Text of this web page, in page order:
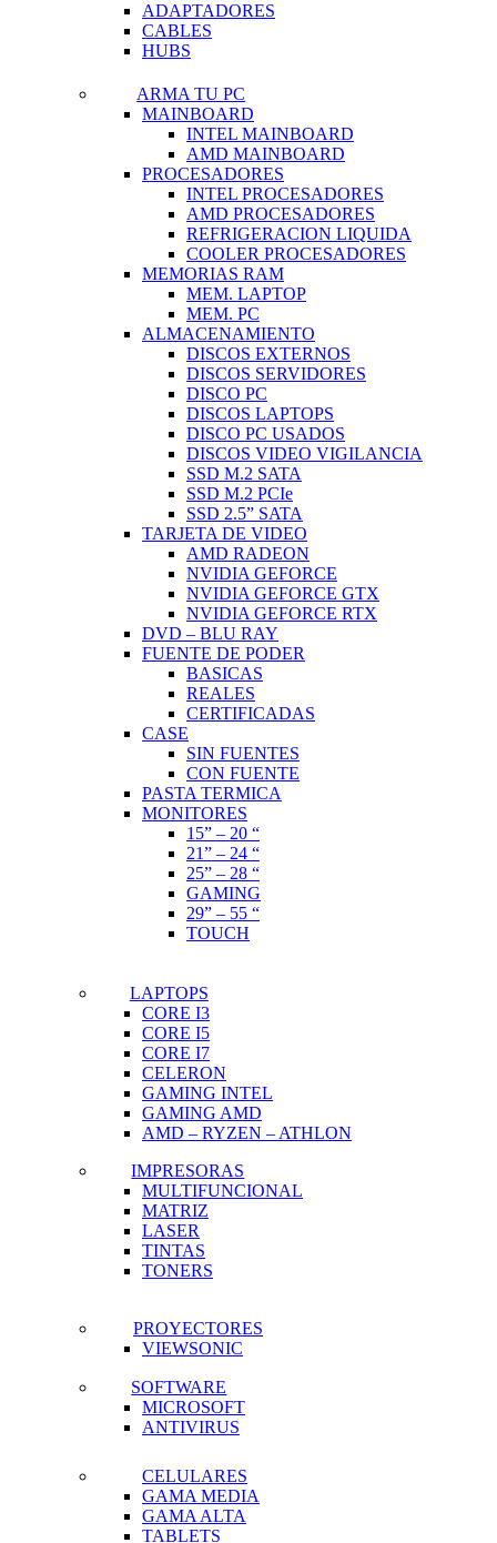
ADAPTADORES
CABLES
HUBS
ARMA TU PC
MAINBOARD
INTEL MAINBOARD
AMD MAINBOARD
PROCESADORES
INTEL PROCESADORES
AMD PROCESADORES
REFRIGERACION LIQUIDA
COOLER PROCESADORES
MEMORIAS RAM
MEM. LAPTOP
MEM. PC
ALMACENAMIENTO
DISCOS EXTERNOS
DISCOS SERVIDORES
DISCO PC
DISCOS LAPTOPS
DISCO PC USADOS
DISCOS VIDEO VIGILANCIA
SSD M.2 SATA
SSD M.2 PCIe
SSD 2.5” SATA
TARJETA DE VIDEO
AMD RADEON
NVIDIA GEFORCE
NVIDIA GEFORCE GTX
NVIDIA GEFORCE RTX
DVD – BLU RAY
FUENTE DE PODER
BASICAS
REALES
CERTIFICADAS
CASE
SIN FUENTES
CON FUENTE
PASTA TERMICA
MONITORES
15” – 20 “
21” – 24 “
25” – 28 “
GAMING
29” – 55 “
TOUCH
LAPTOPS
CORE I3
CORE I5
CORE I7
CELERON
GAMING INTEL
GAMING AMD
AMD – RYZEN – ATHLON
IMPRESORAS
MULTIFUNCIONAL
MATRIZ
LASER
TINTAS
TONERS
PROYECTORES
VIEWSONIC
SOFTWARE
MICROSOFT
ANTIVIRUS
CELULARES
GAMA MEDIA
GAMA ALTA
TABLETS